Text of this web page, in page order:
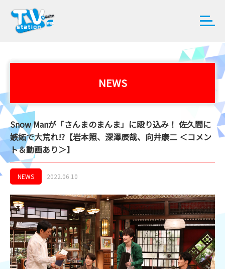
NEWS
Snow Manが「さんまのまんま」に殴り込み！ 佐久間に
嫉妬で大荒れ!?【岩本照、深澤辰哉、向井康二 ＜コメン
ト＆動画あり＞】
NEWS 2022.06.10